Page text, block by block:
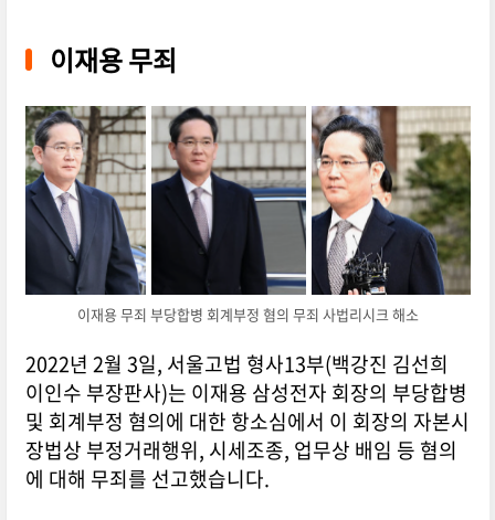
이재용 무죄
이재용 무죄 부당합병 회계부정 혐의 무죄 사법리시크 해소
2022년 2월 3일, 서울고법 형사13부(백강진 김선희
이인수 부장판사)는 이재용 삼성전자 회장의 부당합병
및 회계부정 혐의에 대한 항소심에서 이 회장의 자본시
장법상 부정거래행위, 시세조종, 업무상 배임 등 혐의
에 대해 무죄를 선고했습니다.